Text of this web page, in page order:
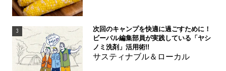
3
次回のキャンプを快適に過ごすために！
ビーパル編集部員が実践している「ヤシ
ノミ洗剤」活用術!!
サスティナブル＆ローカル